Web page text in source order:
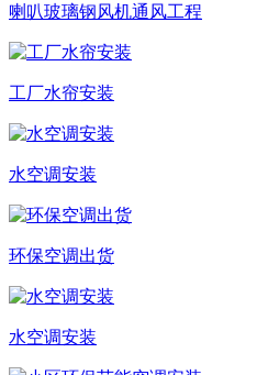
喇叭玻璃钢风机通风工程
工厂水帘安装
水空调安装
环保空调出货
水空调安装